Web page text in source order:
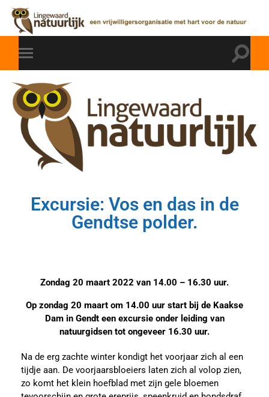
Excursie: Vos en das in de
Gendtse polder.
Zondag 20 maart 2022 van 14.00 – 16.30 uur.
Op zondag 20 maart om 14.00 uur start bij de Kaakse
Dam in Gendt een excursie onder leiding van
natuurgidsen tot ongeveer 16.30 uur.
Na de erg zachte winter kondigt het voorjaar zich al een
tijdje aan. De voorjaarsbloeiers laten zich al volop zien,
zo komt het klein hoefblad met zijn gele bloemen